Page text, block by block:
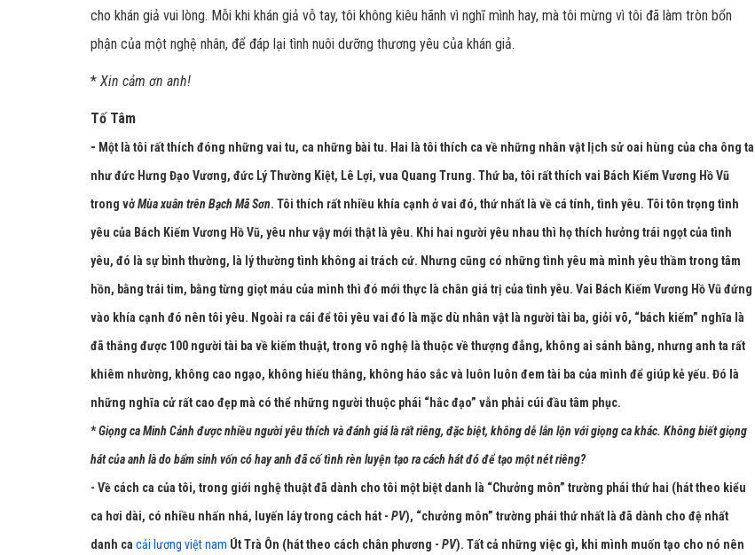
cho khán giả vui lòng. Mỗi khi khán giả vỗ tay, tôi không kiêu hãnh vì nghĩ mình hay, mà tôi mừng vì tôi đã làm tròn bổn
phận của một nghệ nhân, để đáp lại tình nuôi dưỡng thương yêu của khán giả.
* Xin cảm ơn anh!
Tố Tâm
- Một là tôi rất thích đóng những vai tu, ca những bài tu. Hai là tôi thích ca về những nhân vật lịch sử oai hùng của cha ông ta
như đức Hưng Đạo Vương, đức Lý Thường Kiệt, Lê Lợi, vua Quang Trung. Thứ ba, tôi rất thích vai Bách Kiếm Vương Hồ Vũ
trong vởMùa xuân trên Bạch Mã Sơn. Tôi thích rất nhiều khía cạnh ở vai đó, thứ nhất là về cá tính, tình yêu. Tôi tôn trọng tình
yêu của Bách Kiếm Vương Hồ Vũ, yêu như vậy mới thật là yêu. Khi hai người yêu nhau thì họ thích hưởng trái ngọt của tình
yêu, đó là sự bình thường, là lý thường tình không ai trách cứ. Nhưng cũng có những tình yêu mà mình yêu thầm trong tâm
hồn, bằng trái tim, bằng từng giọt máu của mình thì đó mới thực là chân giá trị của tình yêu. Vai Bách Kiếm Vương Hồ Vũ đứng
vào khía cạnh đó nên tôi yêu. Ngoài ra cái để tôi yêu vai đó là mặc dù nhân vật là người tài ba, giỏi võ, “bách kiếm” nghĩa là
đã thắng được 100 người tài ba về kiếm thuật, trong võ nghệ là thuộc về thượng đẳng, không ai sánh bằng, nhưng anh ta rất
khiêm nhường, không cao ngạo, không hiếu thắng, không háo sắc và luôn luôn đem tài ba của mình để giúp kẻ yếu. Đó là
những nghĩa cử rất cao đẹp mà có thể những người thuộc phái “hắc đạo” vẫn phải cúi đầu tâm phục.
*Giọng ca Minh Cảnh được nhiều người yêu thích và đánh giá là rất riêng, đặc biệt, không dễ lẫn lộn với giọng ca khác. Không biết giọng
hát của anh là do bẩm sinh vốn có hay anh đã cố tình rèn luyện tạo ra cách hát đó để tạo một nét riêng?
- Về cách ca của tôi, trong giới nghệ thuật đã dành cho tôi một biệt danh là “Chưởng môn” trường phái thứ hai (hát theo kiểu
ca hơi dài, có nhiều nhấn nhá, luyến láy trong cách hát - PV), “chưởng môn” trường phái thứ nhất là đã dành cho đệ nhất
danh ca cải lương việt nam Út Trà Ôn (hát theo cách chân phương - PV). Tất cả những việc gì, khi mình muốn tạo cho nó nên